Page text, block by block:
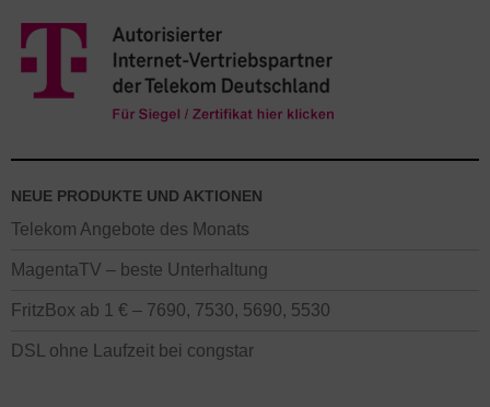
NEUE PRODUKTE UND AKTIONEN
Telekom Angebote des Monats
MagentaTV – beste Unterhaltung
FritzBox ab 1 € – 7690, 7530, 5690, 5530
DSL ohne Laufzeit bei congstar